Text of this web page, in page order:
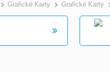
Grafické Karty Grafické Karty